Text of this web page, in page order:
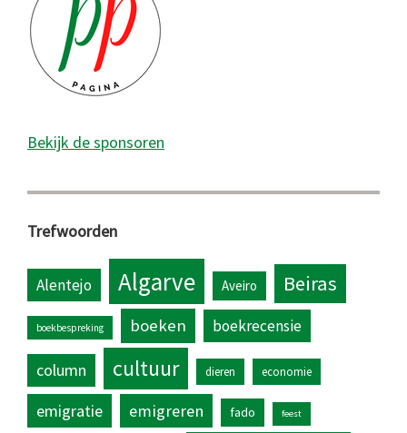
Bekijk de sponsoren
Trefwoorden
Alentejo Algarve Aveiro Beiras
boekbespreking boeken boekrecensie
column cultuur dieren economie
emigratie emigreren fado feest